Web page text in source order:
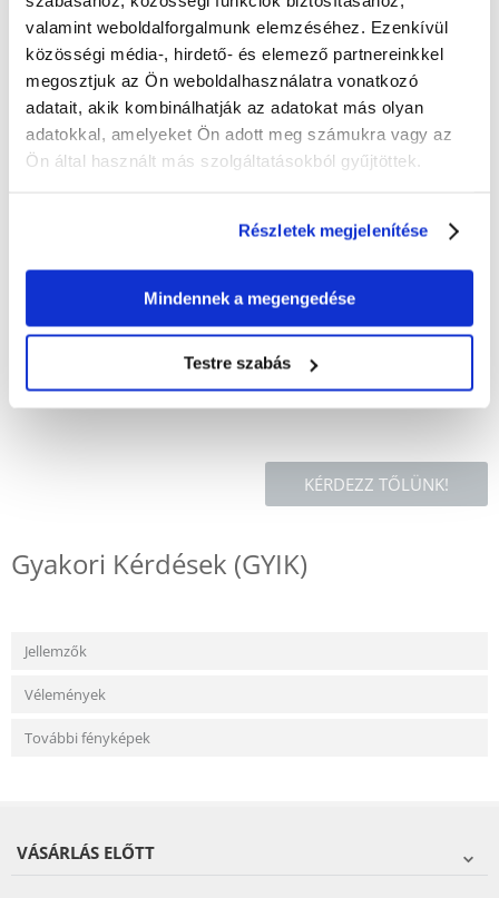
valamint weboldalforgalmunk elemzéséhez. Ezenkívül
közösségi média-, hirdető- és elemező partnereinkkel
megosztjuk az Ön weboldalhasználatra vonatkozó
adatait, akik kombinálhatják az adatokat más olyan
adatokkal, amelyeket Ön adott meg számukra vagy az
Ön által használt más szolgáltatásokból gyűjtöttek.
Részletek megjelenítése
Mindennek a megengedése
Testre szabás
tartalmaznak. Csökkentik a vér koleszterinszintjét, és hasmenés elleni
hatásuk van.
Összetevők:
aszalt csipkebogyó, aszalt alma, aszalt kökény, aszalt galagonya, aszalt
feketekömény
nyersfehérje (Kjeldahl-módszerrel meghatározva) min. 9,0%, nyers zsír
max. 12%
Az alaptápot kiegészítő csemegeként kell etetni.
KÉRDEZZ TŐLÜNK!
Gyakori Kérdések (GYIK)
Jellemzők
Vélemények
További fényképek
VÁSÁRLÁS ELŐTT